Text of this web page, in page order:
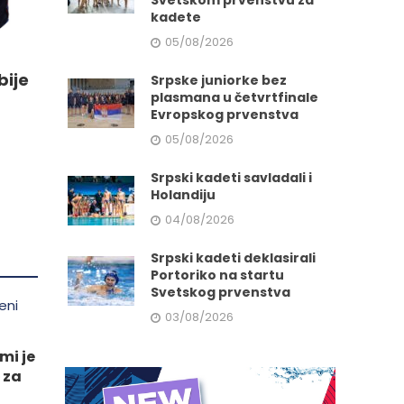
je
kadete
05/08/2026
Srpske juniorke bez
plasmana u četvrtfinale
Evropskog prvenstva
05/08/2026
Srpski kadeti savladali i
Holandiju
04/08/2026
Srpski kadeti deklasirali
Portoriko na startu
Svetskog prvenstva
03/08/2026